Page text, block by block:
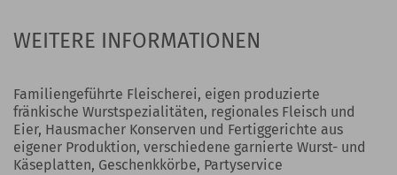
WEITERE INFORMATIONEN
Familiengeführte Fleischerei, eigen produzierte
fränkische Wurstspezialitäten, regionales Fleisch und
Eier, Hausmacher Konserven und Fertiggerichte aus
eigener Produktion, verschiedene garnierte Wurst- und
Käseplatten, Geschenkkörbe, Partyservice